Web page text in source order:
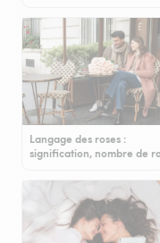
Langage des roses :
signification, nombre de